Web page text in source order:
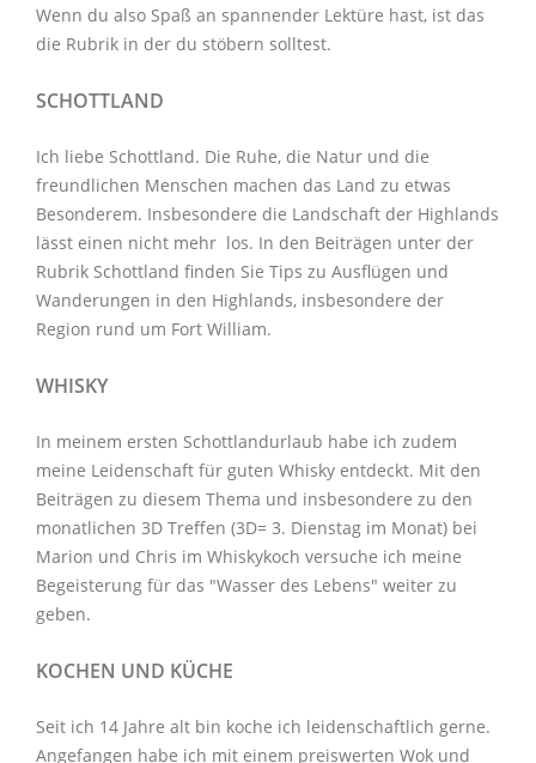
Wenn du also Spaß an spannender Lektüre hast, ist das
die Rubrik in der du stöbern solltest.
SCHOTTLAND
Ich liebe Schottland. Die Ruhe, die Natur und die
freundlichen Menschen machen das Land zu etwas
Besonderem. Insbesondere die Landschaft der Highlands
lässt einen nicht mehr los. In den Beiträgen unter der
Rubrik Schottland finden Sie Tips zu Ausflügen und
Wanderungen in den Highlands, insbesondere der
Region rund um Fort William.
WHISKY
In meinem ersten Schottlandurlaub habe ich zudem
meine Leidenschaft für guten Whisky entdeckt. Mit den
Beiträgen zu diesem Thema und insbesondere zu den
monatlichen 3D Treffen (3D= 3. Dienstag im Monat) bei
Marion und Chris im Whiskykoch versuche ich meine
Begeisterung für das "Wasser des Lebens" weiter zu
geben.
KOCHEN UND KÜCHE
Seit ich 14 Jahre alt bin koche ich leidenschaftlich gerne.
Angefangen habe ich mit einem preiswerten Wok und